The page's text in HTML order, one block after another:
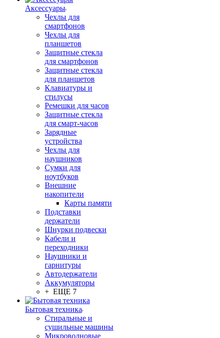
Аксессуары
Чехлы для
смартфонов
Чехлы для
планшетов
Защитные стекла
для смартфонов
Защитные стекла
для планшетов
Клавиатуры и
стилусы
Ремешки для часов
Защитные стекла
для смарт-часов
Зарядные
устройства
Чехлы для
наушников
Сумки для
ноутбуков
Внешние
накопители
Карты памяти
Подставки
держатели
Шнурки подвески
Кабели и
переходники
Наушники и
гарнитуры
Автодержатели
Аккумуляторы
+ ЕЩЕ 7
Бытовая техника
Стиральные и
сушильные машины
Микроволновые